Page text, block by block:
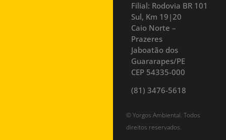
Filial: Rodovia BR 101
Sul, Km 19|20
Caio Norte –
Prazeres
Jaboatão dos
Guararapes/PE
CEP 54335-000
(81) 3476-5618
© Yorgos Ambiental. Todos
direitos reservados.